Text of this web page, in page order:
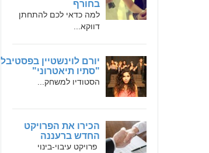
בחורף
למה כדאי לכם להתחתן
דווקא...
יורם לוינשטיין בפסטיבל
"סתיו תיאטרוני"
הסטודיו למשחק...
הכירו את הפרויקט
החדש ברעננה
פרויקט עיבוי-בינוי